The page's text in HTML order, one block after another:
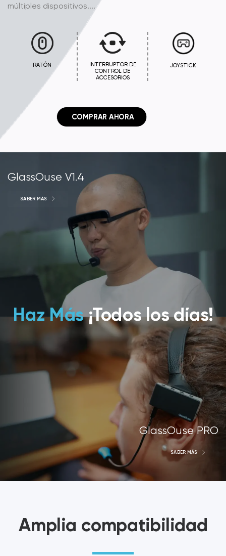
múltiples dispositivos....
RATÓN
INTERRUPTOR DE
CONTROL DE
ACCESORIOS
JOYSTICK
COMPRAR AHORA
Haz Más¡Todos los días!
GlassOuse V1.4
SABER MÁS
GlassOuse PRO
SABER MÁS
Amplia compatibilidad